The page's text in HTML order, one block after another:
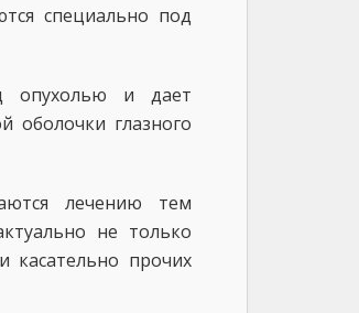
специально под
опухолью и дает
оболочки глазного
лечению тем
не только
касательно прочих